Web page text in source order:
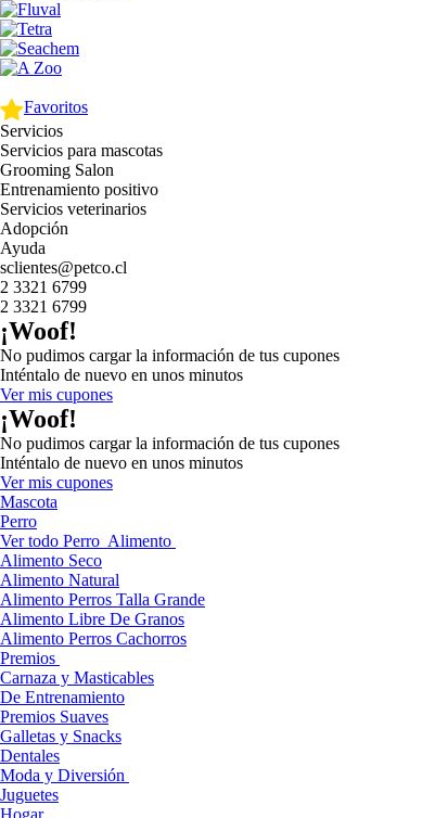
Favoritos
Servicios
Servicios para mascotas
Grooming Salon
Entrenamiento positivo
Servicios veterinarios
Adopción
Ayuda
sclientes@petco.cl
2 3321 6799
2 3321 6799
¡Woof!
No pudimos cargar la información de tus cupones
Inténtalo de nuevo en unos minutos
Ver mis cupones
¡Woof!
No pudimos cargar la información de tus cupones
Inténtalo de nuevo en unos minutos
Ver mis cupones
Mascota
Perro
Ver todo Perro Alimento
Alimento Seco
Alimento Natural
Alimento Perros Talla Grande
Alimento Libre De Granos
Alimento Perros Cachorros
Premios
Carnaza y Masticables
De Entrenamiento
Premios Suaves
Galletas y Snacks
Dentales
Moda y Diversión
Juguetes
Hogar